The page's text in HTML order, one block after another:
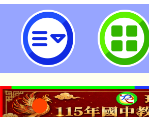
函轉教育部國民及學
政法院112年度上字
公立高級中等以下學
理，不應單以教師記
有形式瑕疵或作業疏
現之唯一憑據-桃園市